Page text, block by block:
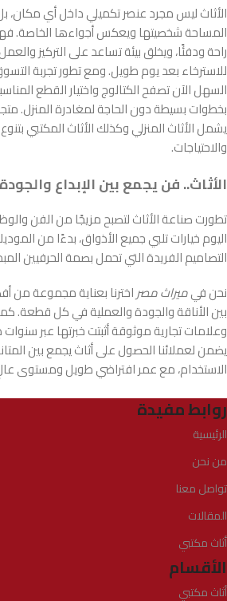
الأثاث ليس مجرد عنصر تكميلي داخل أي مكان،
المساحة شخصيتها ويعكس أجواءها الخاصة.
راحة ودفئًا، ويخلق بيئة تساعد على التركيز
للاسترخاء بعد يوم طويل. ومع تطور تجربة
السهل الآن تصفح الكتالوج واختيار القطع
بخطوات بسيطة دون الحاجة لمغادرة المنزل.
يشمل الأثاث المنزلي وكذلك الأثاث المكتبي
والاحتياجات.
الأثاث.. فن يجمع بين الإبداع والجودة
تطورت صناعة الأثاث لتصبح مزيجًا من الفن
اليوم خيارات تلبي جميع الأذواق، بدءًا من
التصاميم الفريدة التي تحمل بصمة الحرفيين
نحن فيميراث مصراخترنا بعناية مجموعة من
بين الأناقة والجودة والعملية في كل قطعة.
وعلامات تجارية موثوقة أثبتت خبرتها عبر سنوات
يضمن لعملائنا الحصول على أثاث يجمع بين
الاستخدام، مع عمر افتراضي طويل ومستوى
روابط مفيدة
الرئيسية
من نحن
تواصل معنا
المقالات
أثاث مكتبي
الأقسام
أثاث مكتبي